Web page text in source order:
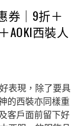
券｜9折＋
AOKI西裝人
表現，除了要具
的西裝亦同樣重
客戶面前留下好